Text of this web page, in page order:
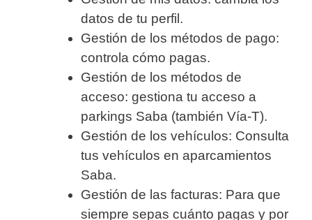
datos de tu perfil.
Gestión de los métodos de pago:
controla cómo pagas.
Gestión de los métodos de
acceso: gestiona tu acceso a
parkings Saba (también Vía-T).
Gestión de los vehículos: Consulta
tus vehículos en aparcamientos
Saba.
Gestión de las facturas: Para que
siempre sepas cuánto pagas y por